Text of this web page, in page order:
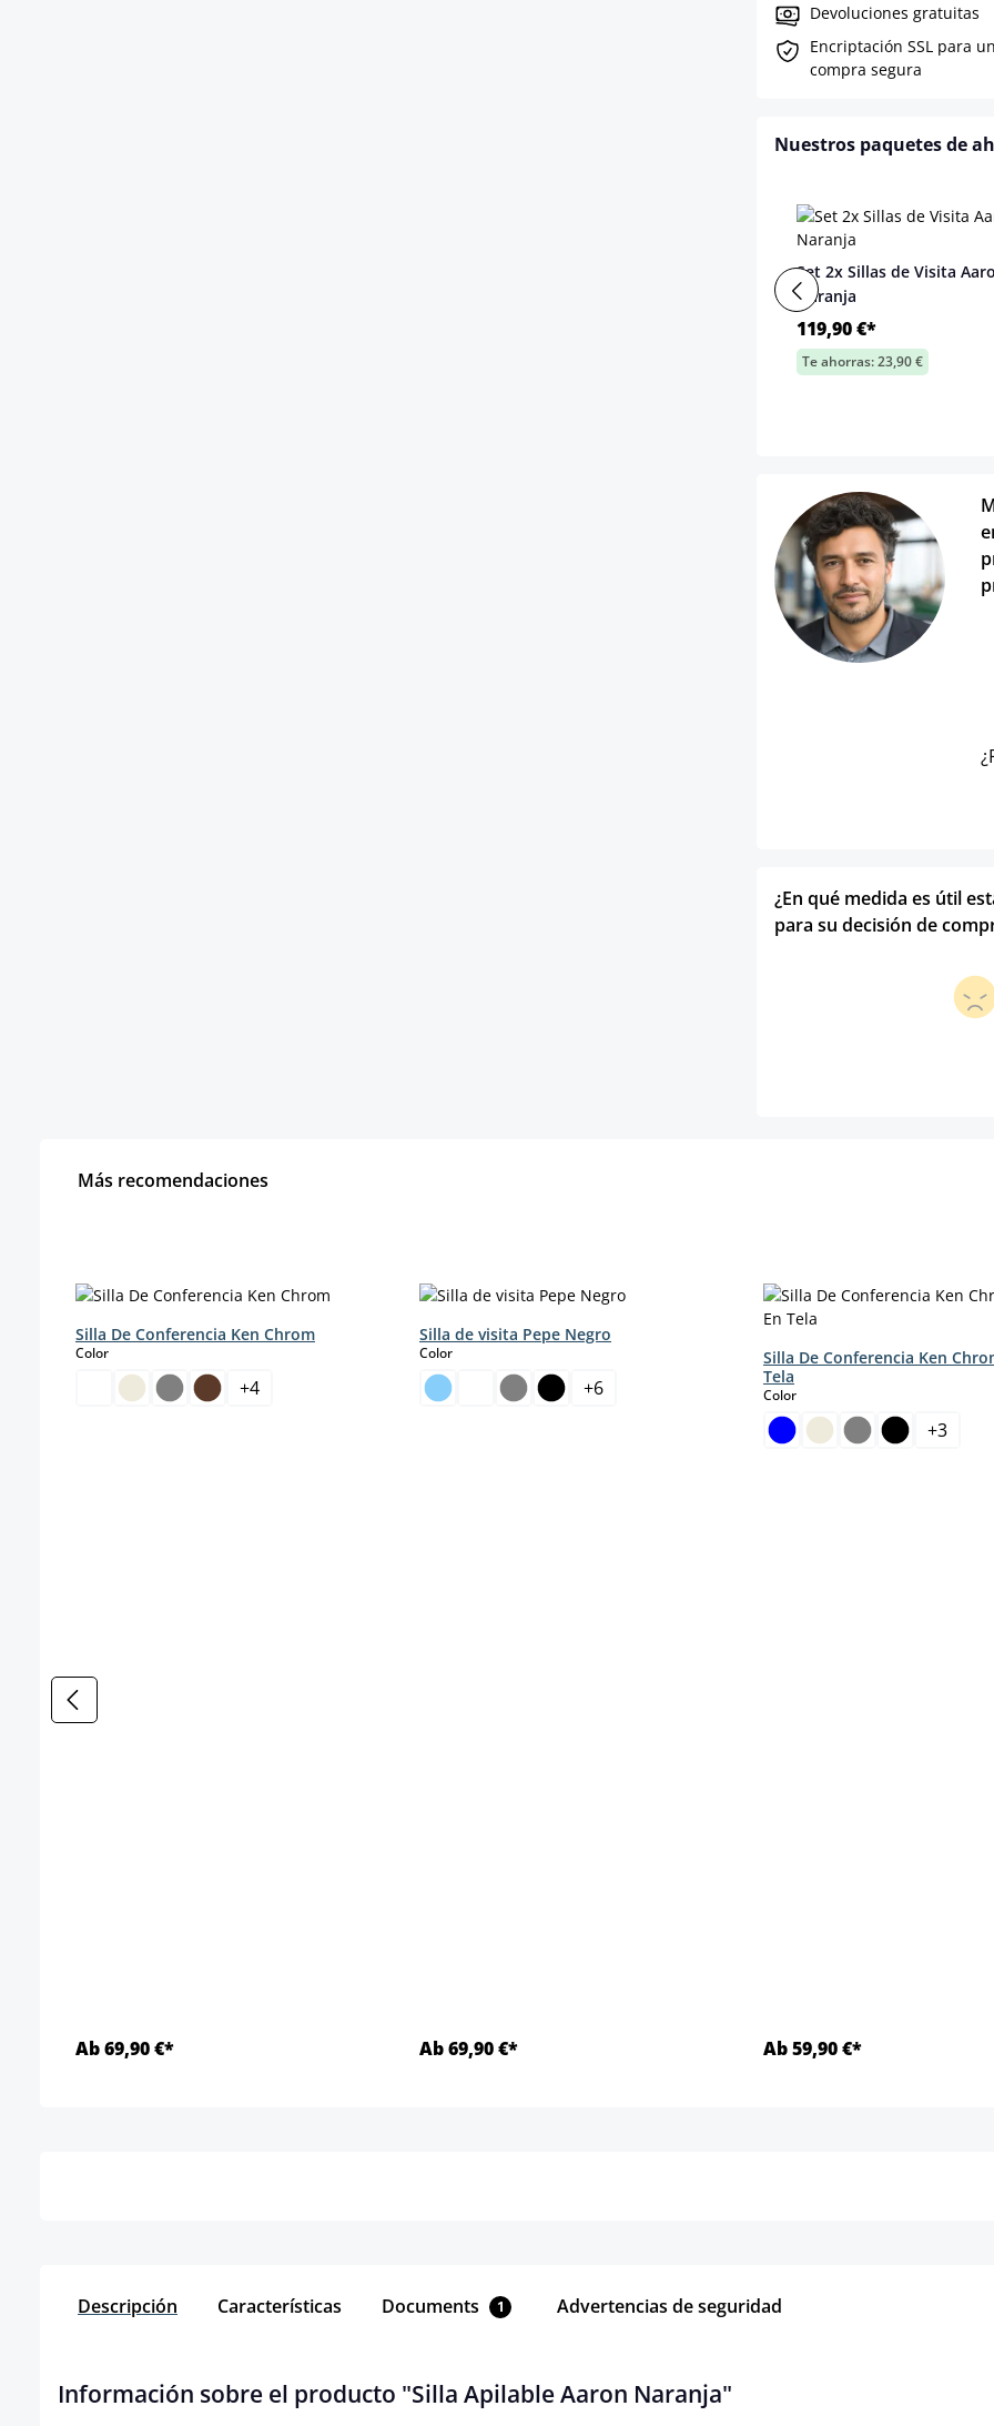
Devoluciones gratuitas
Encriptación SSL para
compra segura
Nuestros paquetes de
Set 2x Sillas de Visita
Naranja
119,90 €*
Te ahorras: 23,90 €
¿En qué medida es útil
para su decisión de
Más recomendaciones
Silla De Conferencia Ken Chrom
Colorselect
+4
Ab 69,90 €*
Silla de visita Pepe Negro
Colorselect
+6
Ab 69,90 €*
Silla De Conferencia Ken
Tela
Colorselect
+3
Ab 59,90 €*
Descripción Características Documents 1 Advertencias de seguridad
Información sobre el producto "Silla Apilable Aaron Naranja"